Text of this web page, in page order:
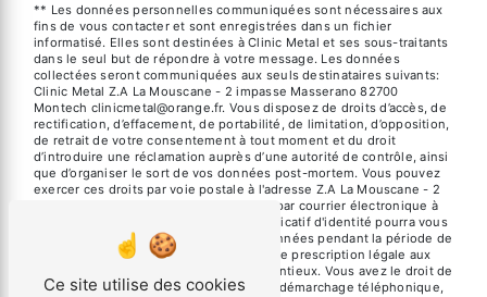
** Les données personnelles communiquées sont nécessaires aux
fins de vous contacter et sont enregistrées dans un fichier
informatisé. Elles sont destinées à Clinic Metal et ses sous-traitants
dans le seul but de répondre à votre message. Les données
collectées seront communiquées aux seuls destinataires suivants:
Clinic Metal Z.A La Mouscane - 2 impasse Masserano 82700
Montech clinicmetal@orange.fr. Vous disposez de droits d’accès, de
rectification, d’effacement, de portabilité, de limitation, d’opposition,
de retrait de votre consentement à tout moment et du droit
d’introduire une réclamation auprès d’une autorité de contrôle, ainsi
que d’organiser le sort de vos données post-mortem. Vous pouvez
exercer ces droits par voie postale à l'adresse Z.A La Mouscane - 2
impasse Masserano 82700 Montech ou par courrier électronique à
l'adresse clinicmetal@orange.fr. Un justificatif d'identité pourra vous
être demandé. Nous conservons vos données pendant la période de
prise de contact puis pendant la durée de prescription légale aux
fins probatoires et de gestion des contentieux. Vous avez le droit de
vous inscrire sur la liste d'opposition au démarchage téléphonique,
Ce site utilise des cookies